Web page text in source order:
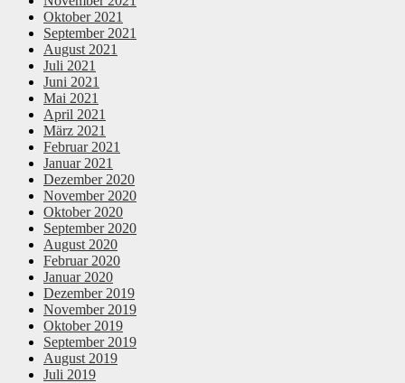
Oktober 2021
September 2021
August 2021
Juli 2021
Juni 2021
Mai 2021
April 2021
März 2021
Februar 2021
Januar 2021
Dezember 2020
November 2020
Oktober 2020
September 2020
August 2020
Februar 2020
Januar 2020
Dezember 2019
November 2019
Oktober 2019
September 2019
August 2019
Juli 2019